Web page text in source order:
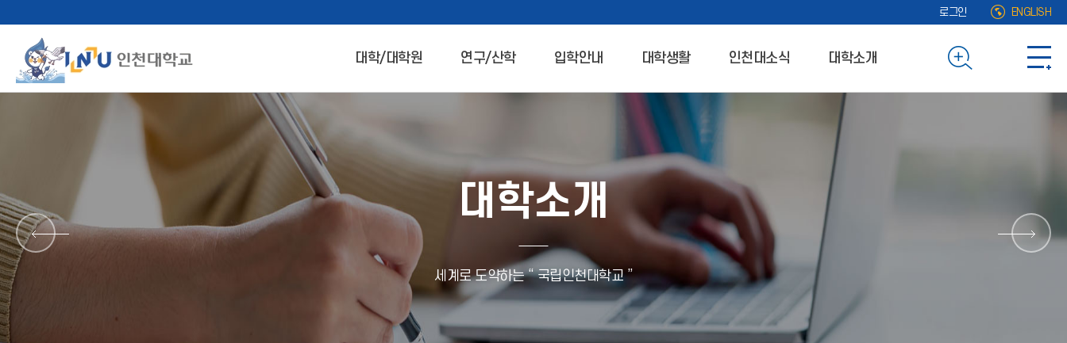
로그인 ENGLISH
대학/대학원 연구/산학 입학안내 대학생활 인천대소식 대학소개
대학소개
세계로 도약하는 “ 국립인천대학교 ”